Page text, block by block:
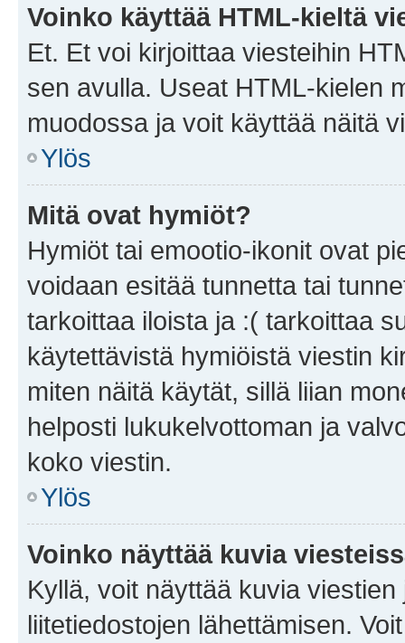
Voinko käyttää HTML-kieltä
Et. Et voi kirjoittaa viesteihin
sen avulla. Useat HTML-kielen
muodossa ja voit käyttää näitä
Ylös
Mitä ovat hymiöt?
Hymiöt tai emootio-ikonit ovat
voidaan esitää tunnetta tai
tarkoittaa iloista ja :( tarkoittaa
käytettävistä hymiöistä viestin
miten näitä käytät, sillä liian
helposti lukukelvottoman ja
koko viestin.
Ylös
Voinko näyttää kuvia
Kyllä, voit näyttää kuvia
liitetiedostojen lähettämisen.